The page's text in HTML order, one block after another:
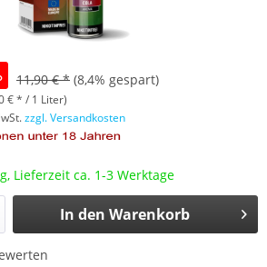
11,90 € * (8,4% gespart)
€ * / 1 Liter)
zzgl. Versandkosten
Lieferzeit ca. 1-3 Werktage
In den Warenkorb